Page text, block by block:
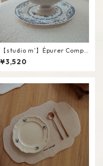
【studio m’】Épurer Compo
te #White / M
¥3,520